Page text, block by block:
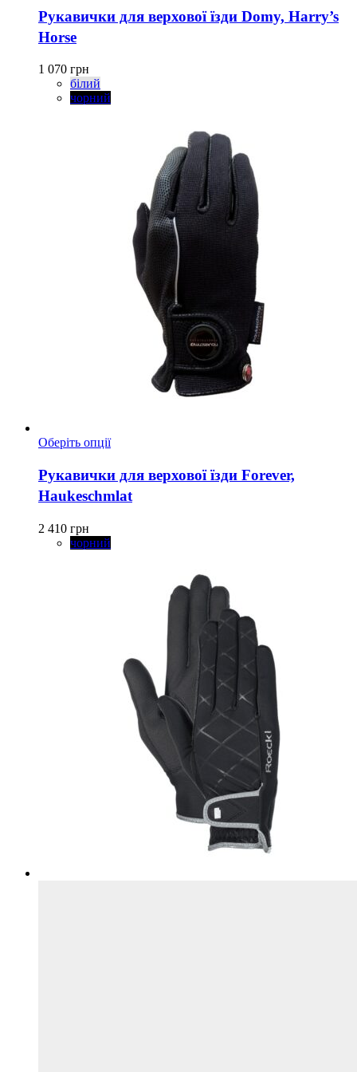
має
кілька
Рукавички для верхової їзди Domy, Harry’s
Horse
1 070 грн
білий
чорний
Оберіть опціїЦей
має
кілька
варіантів.
Рукавички для верхової їзди Forever,
Haukeschmlat
2 410 грн
чорний